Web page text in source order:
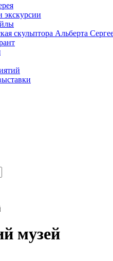
экскурсии
скульптора Альберта
музей